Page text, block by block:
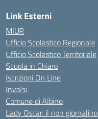
Link Esterni
MIUR
Ufficio Scolastico Regionale
Ufficio Scolastico Territoriale
Scuola in Chiaro
Iscrizioni On Line
Invalsi
Comune di Albino
Lady Oscar: il non giornalino